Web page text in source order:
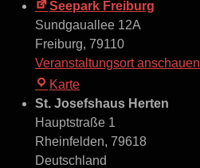
Seepark Freiburg
Sundgauallee 12A
Freiburg, 79110
Veranstaltungsort anschauen
Karte
Freiburg
St. Josefshaus Herten
Hauptstraße 1
Rheinfelden, 79618
Deutschland